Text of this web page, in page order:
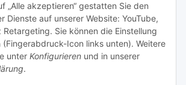
„Alle akzeptieren“ gestatten Sie den
Dienste auf unserer Website: YouTube,
Retargeting. Sie können die Einstellung
Icon links unten). Weitere
unter Konfigurieren und in unserer
.
bei Abholung